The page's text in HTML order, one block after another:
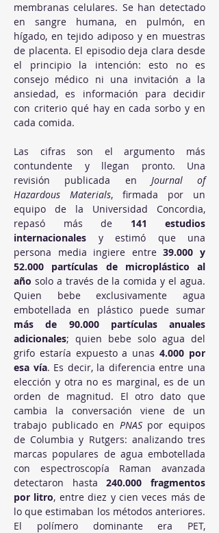
membranas celulares. Se han detectado
en sangre humana, en pulmón, en
hígado, en tejido adiposo y en muestras
de placenta. El episodio deja clara desde
el principio la intención: esto no es
consejo médico ni una invitación a la
ansiedad, es información para decidir
con criterio qué hay en cada sorbo y en
cada comida.
Las cifras son el argumento más
contundente y llegan pronto. Una
revisión publicada en Journal of
Hazardous Materials, firmada por un
equipo de la Universidad Concordia,
repasó más de 141 estudios
internacionales y estimó que una
persona media ingiere entre 39.000 y
52.000 partículas de microplástico al
año solo a través de la comida y el agua.
Quien bebe exclusivamente agua
más de 90.000 partículas anuales
adicionales; quien bebe solo agua del
grifo estaría expuesto a unas 4.000 por
esa vía. Es decir, la diferencia entre una
elección y otra no es marginal, es de un
orden de magnitud. El otro dato que
cambia la conversación viene de un
trabajo publicado en PNAS por equipos
de Columbia y Rutgers: analizando tres
marcas populares de agua embotellada
con espectroscopía Raman avanzada
detectaron hasta 240.000 fragmentos
por litro, entre diez y cien veces más de
lo que estimaban los métodos anteriores.
El polímero dominante era PET,